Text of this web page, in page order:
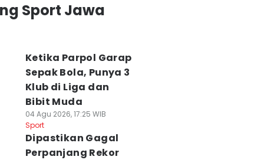
Sport Jawa
Ketika Parpol Garap
Sepak Bola, Punya 3
Klub di Liga dan
Bibit Muda
04 Agu 2026, 17:25 WIB
Sport
Dipastikan Gagal
Perpanjang Rekor